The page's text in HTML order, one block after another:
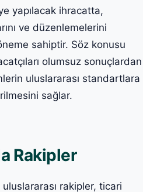
yapılacak ihracatta,
ve düzenlemelerini
sahiptir. Söz konusu
olumsuz sonuçlardan
uluslararası standartlara
sağlar.
Rakipler
rakipler, ticari